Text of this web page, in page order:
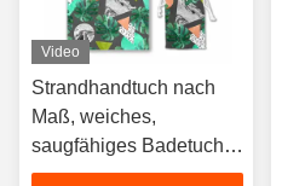
Video
Strandhandtuch nach
Maß, weiches,
saugfähiges Badetuch,
Strandtuch